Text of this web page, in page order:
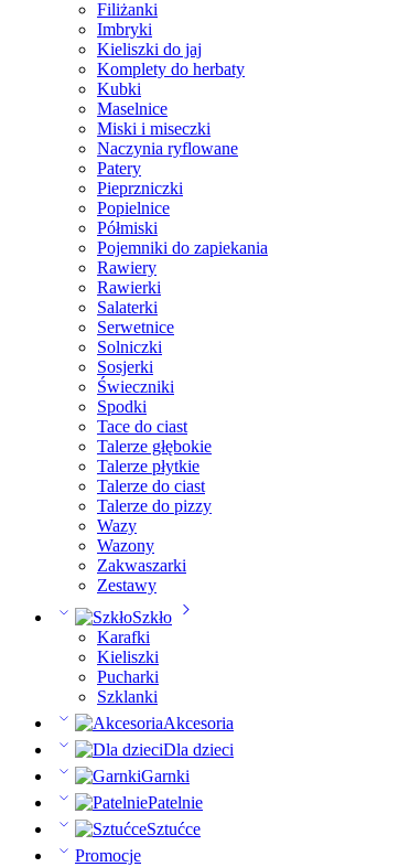
Filiżanki
Imbryki
Kieliszki do jaj
Komplety do herbaty
Kubki
Maselnice
Miski i miseczki
Naczynia ryflowane
Patery
Pieprzniczki
Popielnice
Półmiski
Pojemniki do zapiekania
Rawiery
Rawierki
Salaterki
Serwetnice
Solniczki
Sosjerki
Świeczniki
Spodki
Tace do ciast
Talerze głębokie
Talerze płytkie
Talerze do ciast
Talerze do pizzy
Wazy
Wazony
Zakwaszarki
Zestawy
Szkło
Karafki
Kieliszki
Pucharki
Szklanki
Akcesoria
Dla dzieci
Garnki
Patelnie
Sztućce
Promocje